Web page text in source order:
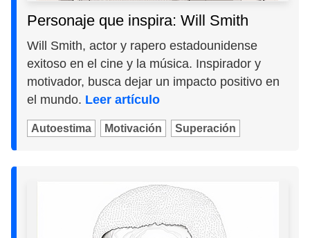
Personaje que inspira: Will Smith
Will Smith, actor y rapero estadounidense
exitoso en el cine y la música. Inspirador y
motivador, busca dejar un impacto positivo en
el mundo. Leer artículo
Autoestima Motivación Superación